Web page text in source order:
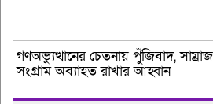
গণঅভ্যুত্থানের চেতনায় পুঁজিবাদ,
সংগ্রাম অব্যাহত রাখার আহ্বান